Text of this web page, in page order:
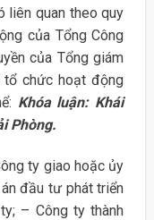
liên quan theo quy
của Tổng Công
của Tổng giám
chức hoạt động
Khóa luận: Khái
Phòng.
ty giao hoặc ủy
đầu tư phát triển
– Công ty thành